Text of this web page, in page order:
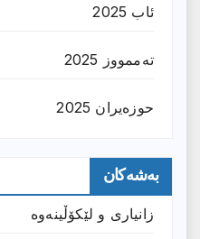
ئاب 2025
تەممووز 2025
حوزه‌یران 2025
بەشەکان
زانیارى و لێکۆڵینەوە